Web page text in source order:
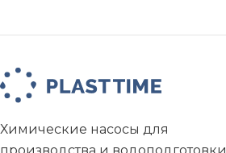
Химические насосы для